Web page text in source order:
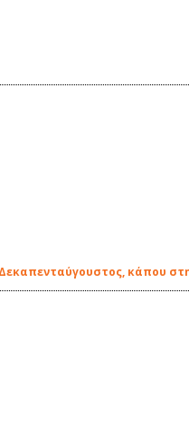
κάπου